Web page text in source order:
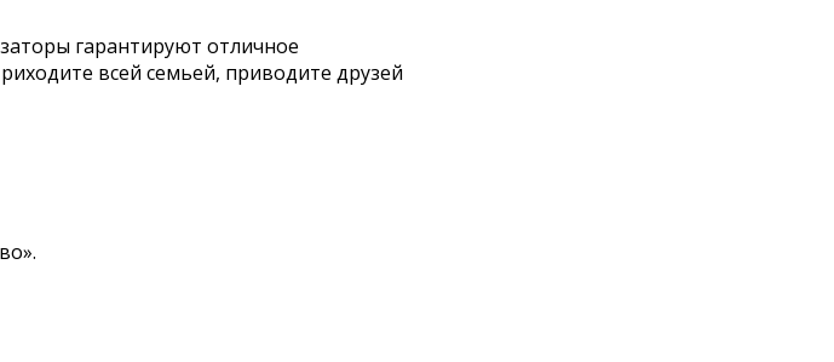
гарантируют отличное
всей семьей, приводите друзей